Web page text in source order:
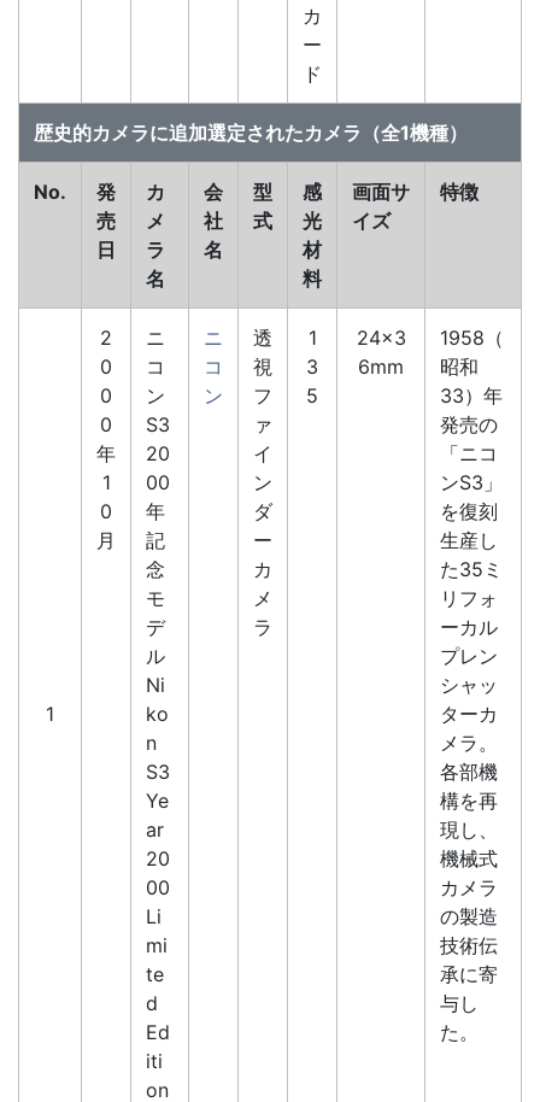
カ
ー
ド
歴史的カメラに追加選定されたカメラ（全1機種）
No.
発
売
日
カ
メ
ラ
名
会
社
名
型
式
感
光
材
料
画面サ
イズ
特徴
1
2
0
0
0
年
1
0
月
ニ
コ
ン
S3
20
00
年
記
念
モ
デ
ル
Ni
ko
n
S3
Ye
ar
20
00
Li
mi
te
d
Ed
iti
on
ニ
コ
ン
透
視
フ
ァ
イ
ン
ダ
ー
カ
メ
ラ
1
3
5
24×3
6mm
1958（
昭和
33）年
発売の
「ニコ
ンS3」
を復刻
生産し
た35ミ
リフォ
ーカル
プレン
シャッ
ターカ
メラ。
各部機
構を再
現し、
機械式
カメラ
の製造
技術伝
承に寄
与し
た。